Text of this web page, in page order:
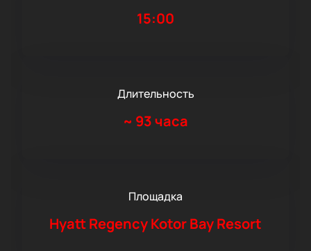
15:00
Длительность
~ 93 часа
Площадка
Hyatt Regency Kotor Bay Resort